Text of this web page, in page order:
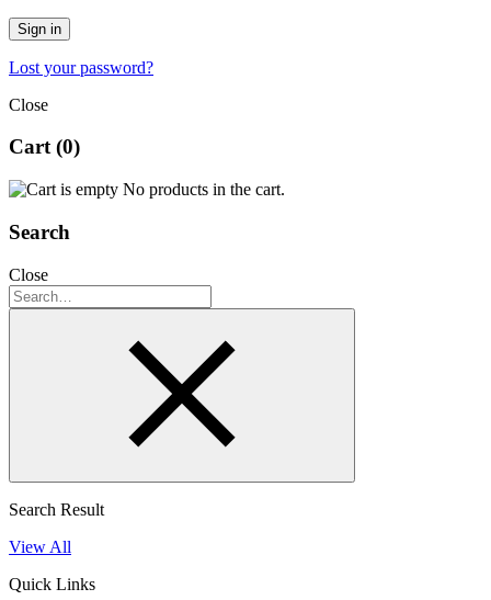
Sign in
Lost your password?
Close
Cart(0)
No products in the cart.
Search
Close
Search Result
View All
Quick Links